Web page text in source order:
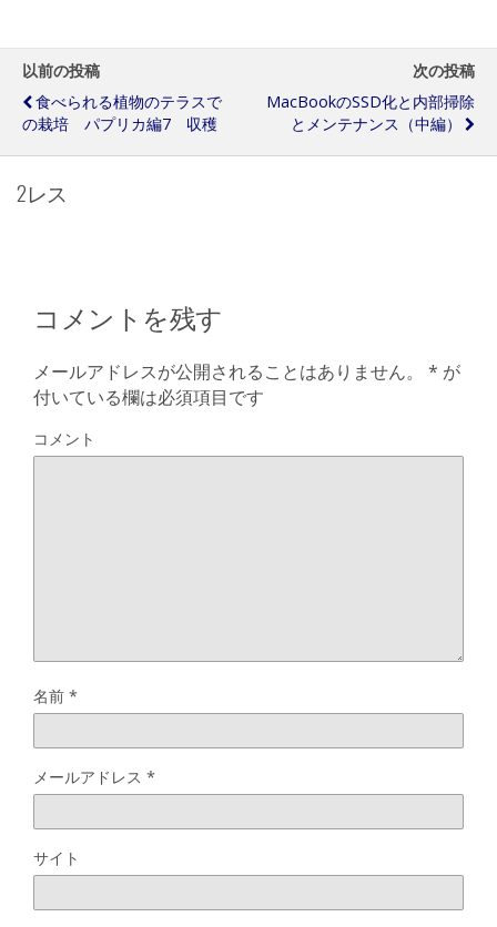
いて
以前の投稿
食べられる植物のテラスで
の栽培 パプリカ編7 収穫
次の投稿
MacBookのSSD化と内部掃除
とメンテナンス（中編）
2レス
コメントを残す
メールアドレスが公開されることはありません。 * が
付いている欄は必須項目です
コメント
名前 *
メールアドレス *
サイト